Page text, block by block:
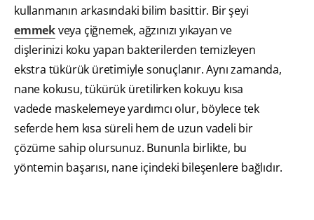
kullanmanın arkasındaki bilim basittir. Bir şeyi
emmekveya çiğnemek, ağzınızı yıkayan ve
dişlerinizi koku yapan bakterilerden temizleyen
ekstra tükürük üretimiyle sonuçlanır. Aynı zamanda,
nane kokusu, tükürük üretilirken kokuyu kısa
vadede maskelemeye yardımcı olur, böylece tek
seferde hem kısa süreli hem de uzun vadeli bir
çözüme sahip olursunuz. Bununla birlikte, bu
yöntemin başarısı, nane içindeki bileşenlere bağlıdır.